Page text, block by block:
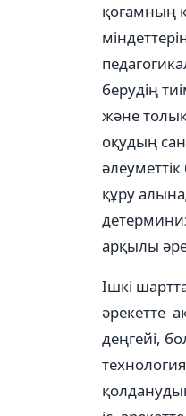
қоғамның
берудің
жəне
оқудың
құру
арқылы
Ішкі
əрекетте
деңгейі,